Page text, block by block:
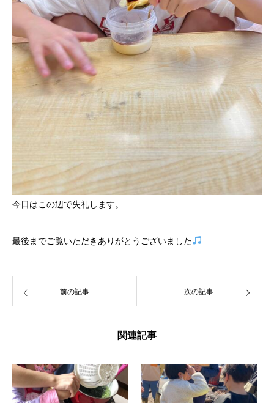
今日はこの辺で失礼します。
最後までご覧いただきありがとうございました
前の記事 次の記事
関連記事